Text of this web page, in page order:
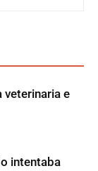
veterinaria e
intentaba